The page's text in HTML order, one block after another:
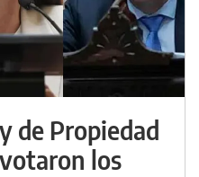
de Propiedad
los